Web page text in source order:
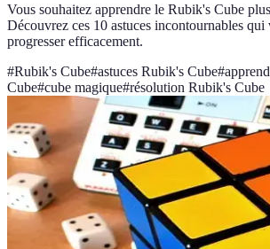
Vous souhaitez apprendre le Rubik's Cube
Découvrez ces 10 astuces incontournables qui
progresser efficacement.
#Rubik's Cube#astuces Rubik's Cube#
Cube#cube magique#résolution Rubik's Cube